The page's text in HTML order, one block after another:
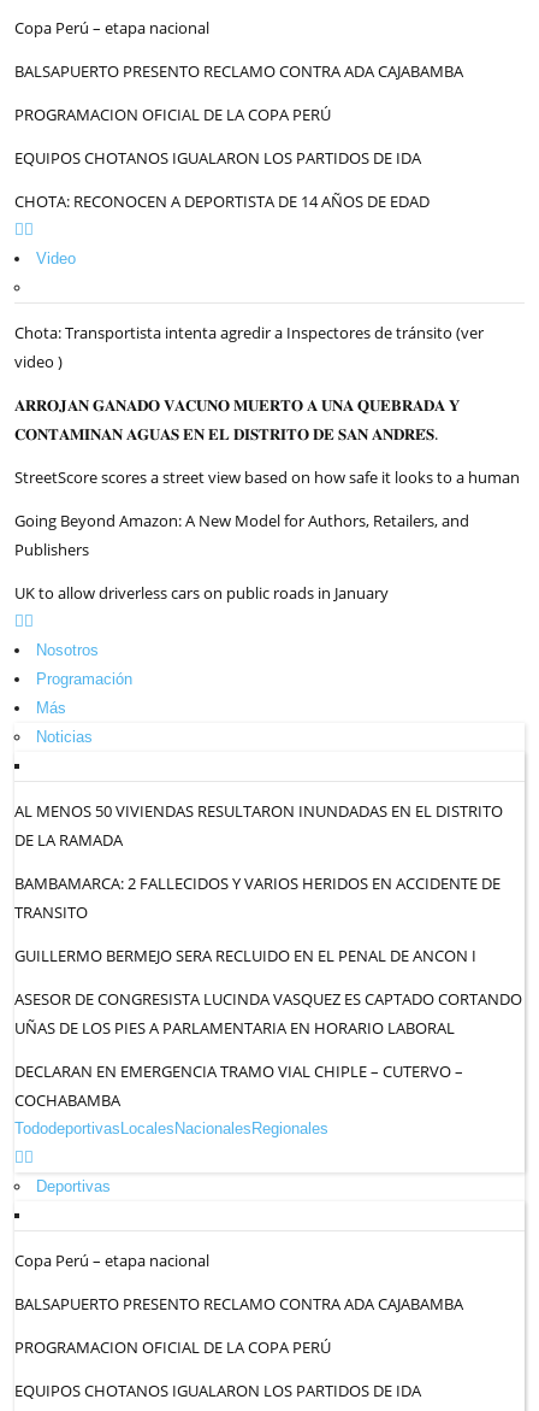
Copa Perú – etapa nacional
BALSAPUERTO PRESENTO RECLAMO CONTRA ADA CAJABAMBA
PROGRAMACION OFICIAL DE LA COPA PERÚ
EQUIPOS CHOTANOS IGUALARON LOS PARTIDOS DE IDA
CHOTA: RECONOCEN A DEPORTISTA DE 14 AÑOS DE EDAD
Video
Chota: Transportista intenta agredir a Inspectores de tránsito (ver
video )
𝐀𝐑𝐑𝐎𝐉𝐀𝐍 𝐆𝐀𝐍𝐀𝐃𝐎 𝐕𝐀𝐂𝐔𝐍𝐎 𝐌𝐔𝐄𝐑𝐓𝐎 𝐀 𝐔𝐍𝐀 𝐐𝐔𝐄𝐁𝐑𝐀𝐃𝐀 𝐘
𝐂𝐎𝐍𝐓𝐀𝐌𝐈𝐍𝐀𝐍 𝐀𝐆𝐔𝐀𝐒 𝐄𝐍 𝐄𝐋 𝐃𝐈𝐒𝐓𝐑𝐈𝐓𝐎 𝐃𝐄 𝐒𝐀𝐍 𝐀𝐍𝐃𝐑𝐄́𝐒.
StreetScore scores a street view based on how safe it looks to a human
Going Beyond Amazon: A New Model for Authors, Retailers, and
Publishers
UK to allow driverless cars on public roads in January
Nosotros
Programación
Más
Noticias
AL MENOS 50 VIVIENDAS RESULTARON INUNDADAS EN EL DISTRITO
DE LA RAMADA
BAMBAMARCA: 2 FALLECIDOS Y VARIOS HERIDOS EN ACCIDENTE DE
TRANSITO
GUILLERMO BERMEJO SERA RECLUIDO EN EL PENAL DE ANCON I
ASESOR DE CONGRESISTA LUCINDA VASQUEZ ES CAPTADO CORTANDO
UÑAS DE LOS PIES A PARLAMENTARIA EN HORARIO LABORAL
DECLARAN EN EMERGENCIA TRAMO VIAL CHIPLE – CUTERVO –
COCHABAMBA
Tododeportivas Locales Nacionales Regionales
Deportivas
Copa Perú – etapa nacional
BALSAPUERTO PRESENTO RECLAMO CONTRA ADA CAJABAMBA
PROGRAMACION OFICIAL DE LA COPA PERÚ
EQUIPOS CHOTANOS IGUALARON LOS PARTIDOS DE IDA